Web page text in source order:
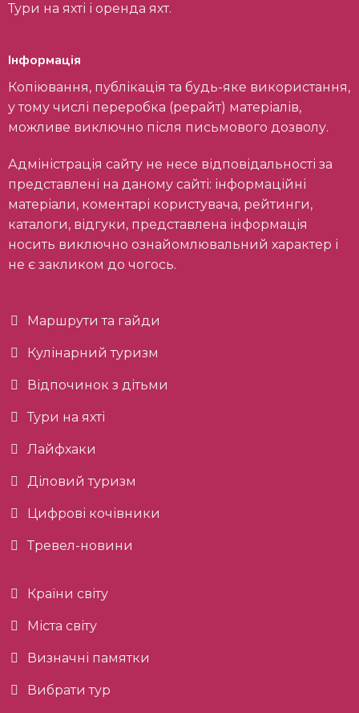
Тури на яхті і оренда яхт.
Інформація
Копіювання, публікація та будь-яке використання,
у тому числі переробка (рерайт) матеріалів,
можливе виключно після письмового дозволу.
Адміністрація сайту не несе відповідальності за
представлені на даному сайті: інформаційні
матеріали, коментарі користувача, рейтинги,
каталоги, відгуки, представлена інформація
носить виключно ознайомлювальний характер і
не є закликом до чогось.
Маршрути та гайди
Кулінарний туризм
Відпочинок з дітьми
Тури на яхті
Лайфхаки
Діловий туризм
Цифрові кочівники
Тревел-новини
Країни світу
Міста світу
Визначні памятки
Вибрати тур